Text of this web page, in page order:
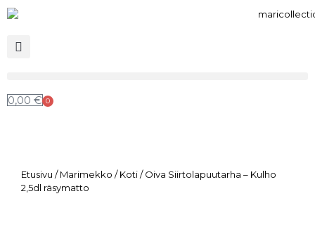
0,00 € 0
Etusivu /Marimekko /Koti/ Oiva Siirtolapuutarha – Kulho
2,5dl räsymatto